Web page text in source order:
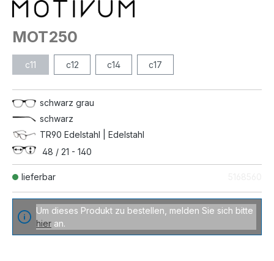
lieferbar
MOT250
c11 c12 c14 c17
schwarz grau
schwarz
TR90 Edelstahl | Edelstahl
48 / 21 - 140
Um dieses Produkt zu bestellen, melden Sie sich bitte
hier an.